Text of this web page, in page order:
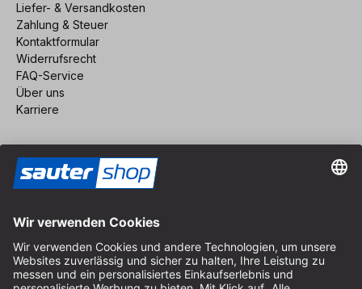
Liefer- & Versandkosten
Zahlung & Steuer
Kontaktformular
Widerrufsrecht
FAQ-Service
Über uns
Karriere
Impressum
AGB